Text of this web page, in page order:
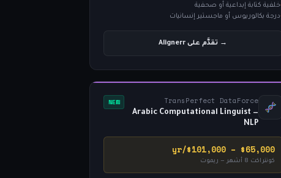
خلفية كتابة إبداعية أو صحفية
درجة بكالوريوس أو ماجستير إنسانيات
→ تقدَّم على Alignerr
TransPerfect DataForce
Arabic Computational Linguist —
NLP
NEW
$65,000 – $101,000/yr
كونتراكت 8 أشهر — ريموت